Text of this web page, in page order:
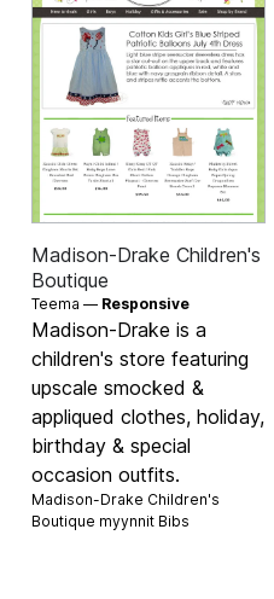
Madison-Drake Children's
Boutique
Teema — Responsive
Madison-Drake is a
children's store featuring
upscale smocked &
appliqued clothes, holiday,
birthday & special
occasion outfits.
Madison-Drake Children's
Boutique myynnit Bibs